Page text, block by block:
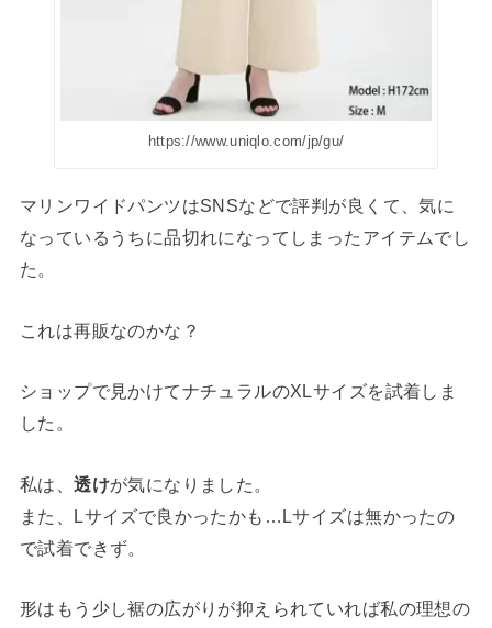
https://www.uniqlo.com/jp/gu/
マリンワイドパンツはSNSなどで評判が良くて、気に
なっているうちに品切れになってしまったアイテムでし
た。
これは再販なのかな？
ショップで見かけてナチュラルのXLサイズを試着しま
した。
私は、透けが気になりました。
また、Lサイズで良かったかも…Lサイズは無かったの
で試着できず。
形はもう少し裾の広がりが抑えられていれば私の理想の